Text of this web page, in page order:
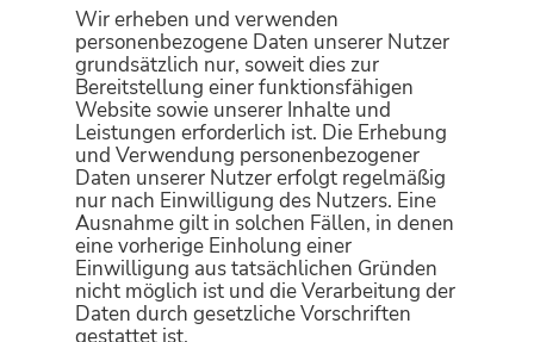
Wir erheben und verwenden
personenbezogene Daten unserer Nutzer
grundsätzlich nur, soweit dies zur
Bereitstellung einer funktionsfähigen
Website sowie unserer Inhalte und
Leistungen erforderlich ist. Die Erhebung
und Verwendung personenbezogener
Daten unserer Nutzer erfolgt regelmäßig
nur nach Einwilligung des Nutzers. Eine
Ausnahme gilt in solchen Fällen, in denen
eine vorherige Einholung einer
Einwilligung aus tatsächlichen Gründen
nicht möglich ist und die Verarbeitung der
Daten durch gesetzliche Vorschriften